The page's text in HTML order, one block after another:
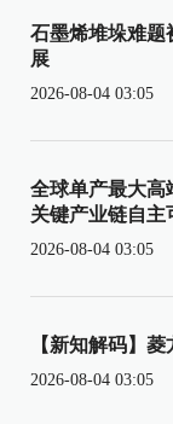
石墨烯堆垛难题
展
2026-08-04 03:05
全球单产最大高
关键产业链自主
2026-08-04 03:05
【新知解码】
2026-08-04 03:05